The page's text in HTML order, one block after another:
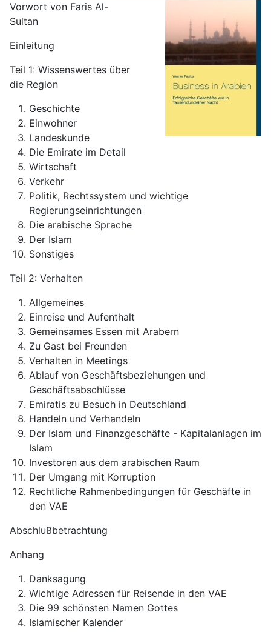
Vorwort von Faris Al-
Sultan
Einleitung
Teil 1: Wissenswertes über
die Region
Geschichte
Einwohner
Landeskunde
Die Emirate im Detail
Wirtschaft
Verkehr
Politik, Rechtssystem und wichtige
Regierungseinrichtungen
Die arabische Sprache
Der Islam
Sonstiges
Teil 2: Verhalten
Allgemeines
Einreise und Aufenthalt
Gemeinsames Essen mit Arabern
Zu Gast bei Freunden
Verhalten in Meetings
Ablauf von Geschäftsbeziehungen und
Geschäftsabschlüsse
Emiratis zu Besuch in Deutschland
Handeln und Verhandeln
Der Islam und Finanzgeschäfte - Kapitalanlagen im
Islam
Investoren aus dem arabischen Raum
Der Umgang mit Korruption
Rechtliche Rahmenbedingungen für Geschäfte in
den VAE
Abschlußbetrachtung
Anhang
Danksagung
Wichtige Adressen für Reisende in den VAE
Die 99 schönsten Namen Gottes
Islamischer Kalender